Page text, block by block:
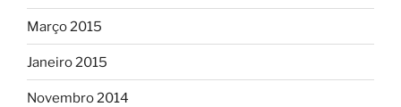
Março 2015
Janeiro 2015
Novembro 2014